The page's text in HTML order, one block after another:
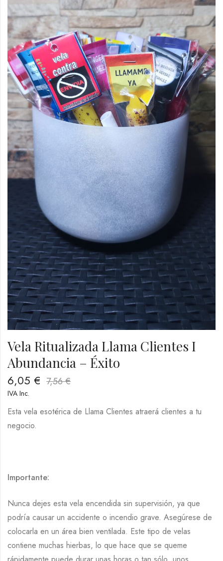
Vela Ritualizada Llama Clientes I
Abundancia – Éxito
6,05 € 7,56€
IVA Inc.
Esta vela esotérica de Llama Clientes atraerá clientes a tu
negocio.
Importante:
Nunca dejes esta vela encendida sin supervisión, ya que
podría causar un accidente o incendio grave. Asegúrese de
colocarla en un área bien ventilada. Este tipo de velas
contiene muchas hierbas, lo que hace que se queme